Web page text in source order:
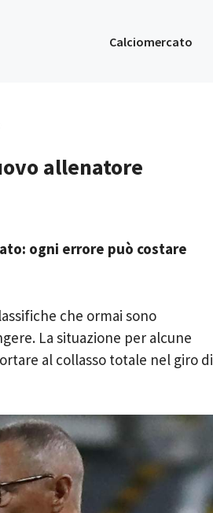
Calciomercato
allenatore
ogni errore può costare
che ormai sono
La situazione per alcune
al collasso totale nel giro di